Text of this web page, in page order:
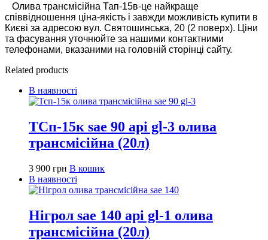
Олива трансмісійна Тап-15в-це найкраще
співвідношення ціна-якість і завжди можливість купити в
Києві за адресою вул. Святошинська, 20 (2 поверх). Ціни
та фасування уточнюйте за нашими контактними
телефонами, вказаними на головній сторінці сайту.
Related products
В наявності
ТСп-15к sae 90 api gl-3 олива
трансмісійна (20л)
3 900 грн В кошик
В наявності
Нігрол sae 140 api gl-1 олива
трансмісійна (20л)